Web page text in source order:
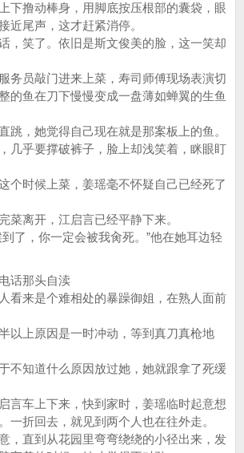
撸动棒身，用脚底按压根部的囊袋，眼
近尾声，这才赶紧消停。
笑了。依旧是斯文俊美的脸，这一笑却
员敲门进来上菜，寿司师傅现场表演切
的鱼在刀下慢慢变成一盘薄如蝉翼的生鱼
，她觉得自己现在就是那案板上的鱼。
几乎要撑破裤子，脸上却浅笑着，眯眼盯
时候上菜，姜瑶毫不怀疑自己已经死了
离开，江启言已经平静下来。
，你一定会被我肏死。”他在她耳边轻
那头自渎
来是个难相处的暴躁御姐，在熟人面前
上原因是一时冲动，等到真刀真枪地
知道什么原因放过她，她就跟拿了死缓
车上下来，快到家时，姜瑶临时起意想
一折回去，就见到两个人也在往外走。
直到从花园里弯弯绕绕的小径出来，发